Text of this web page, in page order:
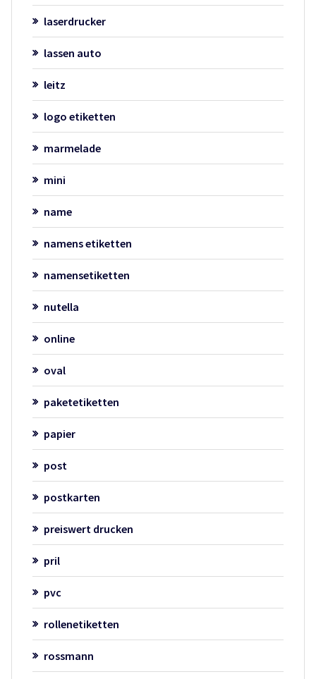
laserdrucker
lassen auto
leitz
logo etiketten
marmelade
mini
name
namens etiketten
namensetiketten
nutella
online
oval
paketetiketten
papier
post
postkarten
preiswert drucken
pril
pvc
rollenetiketten
rossmann